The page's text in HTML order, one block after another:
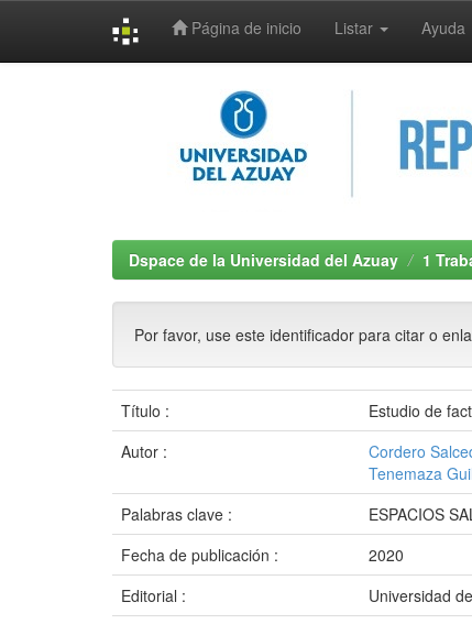
Página de inicio Listar Ayuda
Dspace de la Universidad del Azuay 1
Por favor, use este identificador para citar o
Título :
Estudio de
Autor :
Cordero
Tenemaza
Palabras clave :
ESPACIOS
Fecha de publicación :
2020
Editorial :
Universidad